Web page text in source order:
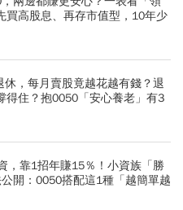
買高股息、再存市值型，10年少
，每月賣股竟越花越有錢？退
得住？抱0050「安心養老」有3
，靠1招年賺15％！小資族「勝
開：0050搭配這1種「越簡單越